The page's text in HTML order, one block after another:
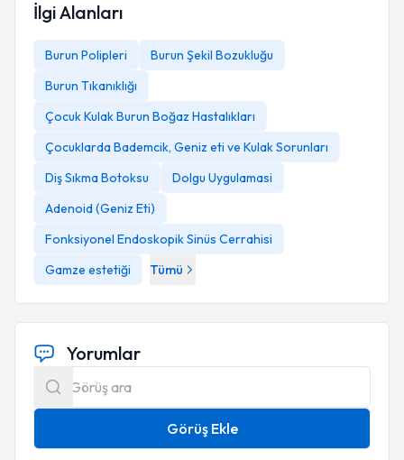
İlgi Alanları
Burun Polipleri
Burun Şekil Bozukluğu
Burun Tıkanıklığı
Çocuk Kulak Burun Boğaz Hastalıkları
Çocuklarda Bademcik, Geniz eti ve Kulak Sorunları
Diş Sıkma Botoksu
Dolgu Uygulamasi
Adenoid (Geniz Eti)
Fonksiyonel Endoskopik Sinüs Cerrahisi
Gamze estetiği
Tümü
Yorumlar
Görüş Ekle